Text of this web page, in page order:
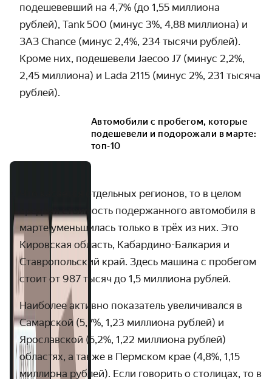
подешевевший на 4,7% (до 1,55 миллиона
рублей), Tank 500 (минус 3%, 4,88 миллиона) и
ЗАЗ Chance (минус 2,4%, 234 тысячи рублей).
Кроме них, подешевели Jaecoo J7 (минус 2,2%,
2,45 миллиона) и Lada 2115 (минус 2%, 231 тысяча
рублей).
Автомобили с пробегом, которые
подешевели и подорожали в марте:
топ-10
Что касается отдельных регионов, то в целом
средняя стоимость подержанного автомобиля в
марте уменьшилась только в трёх из них. Это
Кировская область, Кабардино-Балкария и
Ставропольский край. Здесь машина с пробегом
стоит от 987 тысяч до 1,5 миллиона рублей.
Наиболее активно показатель увеличивался в
Самарской (5,7%, 1,23 миллиона рублей) и
Ярославской (5,2%, 1,22 миллиона рублей)
областях, а также в Пермском крае (4,8%, 1,15
миллиона рублей). Если говорить о столицах, то в